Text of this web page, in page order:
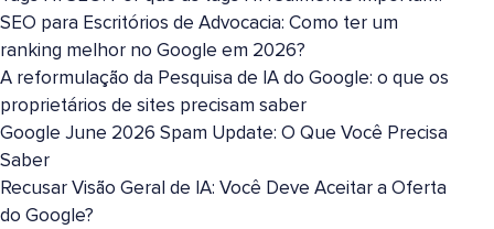
SEO para Escritórios de Advocacia: Como ter um
ranking melhor no Google em 2026?
A reformulação da Pesquisa de IA do Google: o que os
proprietários de sites precisam saber
Google June 2026 Spam Update: O Que Você Precisa
Saber
Recusar Visão Geral de IA: Você Deve Aceitar a Oferta
do Google?